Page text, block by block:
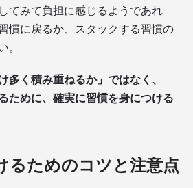
てみて負担に感じるようであれ
慣に戻るか、スタックする習慣の
。
多く積み重ねるか」ではなく、
ために、確実に習慣を身につける
るためのコツと注意点